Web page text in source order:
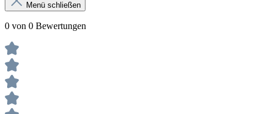
Menü schließen
0 von 0 Bewertungen